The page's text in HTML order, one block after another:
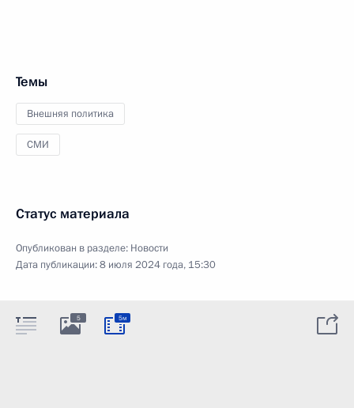
Темы
Внешняя политика
СМИ
Статус материала
Опубликован в разделе: Новости
Дата публикации:8 июля 2024 года, 15:30
5 5м